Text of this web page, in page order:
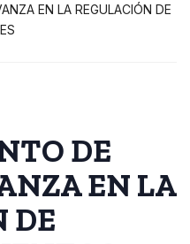
EN LA REGULACIÓN DE
DE
EN LA
DE